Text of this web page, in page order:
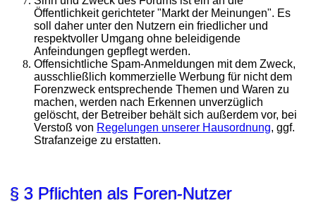
Öffentlichkeit gerichteter "Markt der Meinungen". Es
soll daher unter den Nutzern ein friedlicher und
respektvoller Umgang ohne beleidigende
Anfeindungen gepflegt werden.
Offensichtliche Spam-Anmeldungen mit dem Zweck,
ausschließlich kommerzielle Werbung für nicht dem
Forenzweck entsprechende Themen und Waren zu
machen, werden nach Erkennen unverzüglich
gelöscht, der Betreiber behält sich außerdem vor, bei
Verstoß von Regelungen unserer Hausordnung, ggf.
Strafanzeige zu erstatten.
§ 3 Pflichten als Foren-Nutzer